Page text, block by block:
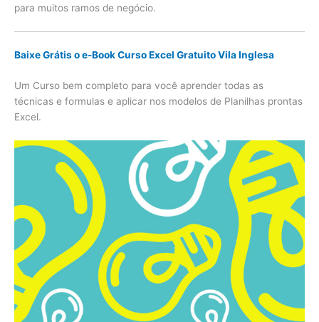
para muitos ramos de negócio.
Baixe Grátis o e-Book Curso Excel Gratuito Vila Inglesa
Um Curso bem completo para você aprender todas as
técnicas e formulas e aplicar nos modelos de Planilhas prontas
Excel.